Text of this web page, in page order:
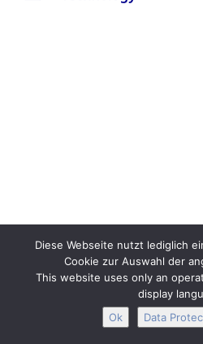
Diese Webseite nutzt lediglich
Cookie zur Auswahl der
This website uses only an
display
Ok
Data